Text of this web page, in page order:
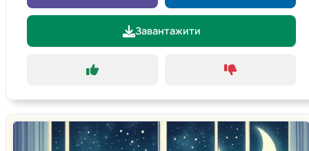
Завантажити